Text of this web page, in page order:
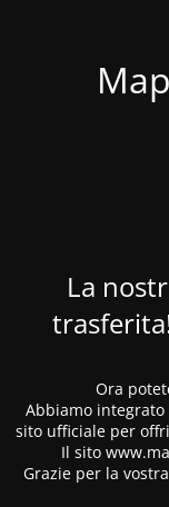
La
Ora
Abbiamo
sito ufficiale per
Il sito
Grazie per la